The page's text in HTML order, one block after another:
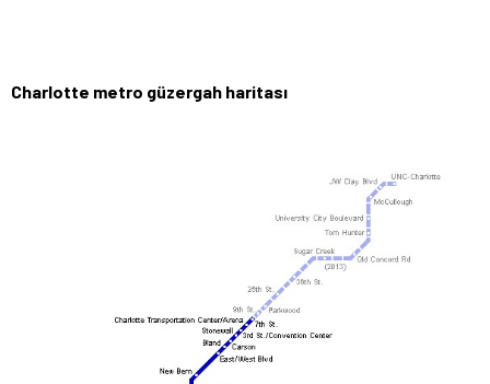
Charlotte metro güzergah haritası